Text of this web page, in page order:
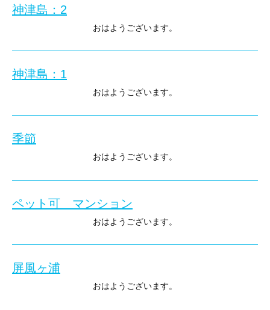
窓から海を眺め、ゆっくりできました。
入間店へのお問い合わせ▶0120-944-230
いつでもご覧いただけます。
ご希望の際は、
お待ちしております。
サザンオールスターズのコンサートです。
新曲中心ですが、充分楽しめました。
入間店へのお問い合わせ▶0120-944-230
神津島：2
おはようございます。
そのまま、登山口へ。
6合目位までは、晴れてて暑いくらいでしたが、
山頂は、
風も強く、景色は全く見えず。
コース変更し、下山。
この季節ですので、誰もいませんが。。
神津島：1
おはようございます。
神津島に行ってきました。
調布飛行場も、初めて。
飛行機は、こちら
プロペラ機も、初めてです。
19人乗り。
調布から神津島まで、40分のフライト。
入間市駅から池袋に行くのと、ほぼ同じ。
季節
おはようございます。
GWも終わり、気温が少しずつ高くなってきております。
また、朝も明るくなるのが、早くなってます。
こちらは、先週の日和田山の写真ですが、
このような風景でした。
ペット可 マンション
おはようございます。
マンションを、お預かりいたしました。
屏風ヶ浦
おはようございます。